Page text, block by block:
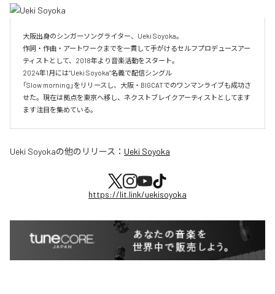
大阪出身のシンガーソングライター、Ueki Soyoka。
作詞・作曲・アートワークまでを一貫して手がけるセルフプロデュースアー
ティストとして、2018年より音楽活動をスタート。
2024年1月には“Ueki Soyoka”名義で配信シングル
「Slow morning」をリリースし、大阪・BIGCATでのワンマンライブも成功さ
せた。現在は拠点を東京へ移し、ネクストブレイクアーティストとしてます
ます注目を集めている。
Ueki Soyokaの他のリリース： Ueki Soyoka
https://lit.link/uekisoyoka